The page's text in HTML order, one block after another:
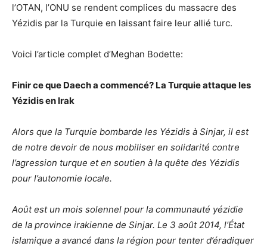
l’OTAN, l’ONU se rendent complices du massacre des
Yézidis par la Turquie en laissant faire leur allié turc.
Voici l’article complet d’Meghan Bodette:
Finir ce que Daech a commencé? La Turquie attaque les
Yézidis en Irak
Alors que la Turquie bombarde les Yézidis à Sinjar, il est
de notre devoir de nous mobiliser en solidarité contre
l’agression turque et en soutien à la quête des Yézidis
pour l’autonomie locale.
Août est un mois solennel pour la communauté yézidie
de la province irakienne de Sinjar. Le 3 août 2014, l’État
islamique a avancé dans la région pour tenter d’éradiquer